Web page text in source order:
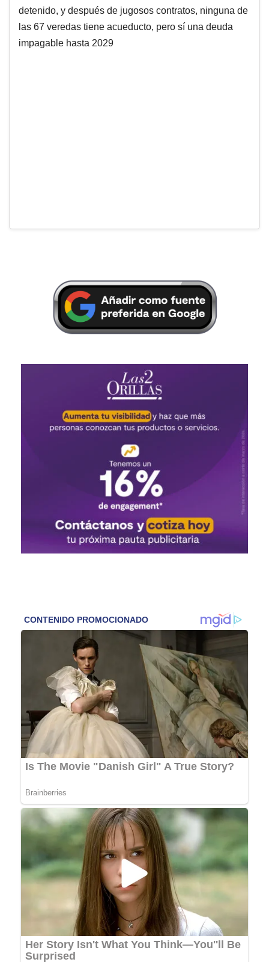
detenido, y después de jugosos contratos, ninguna de
las 67 veredas tiene acueducto, pero sí una deuda
impagable hasta 2029